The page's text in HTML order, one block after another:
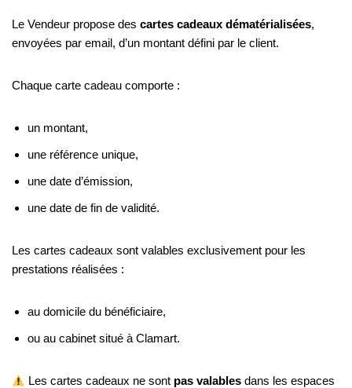
Le Vendeur propose des cartes cadeaux dématérialisées,
envoyées par email, d’un montant défini par le client.
Chaque carte cadeau comporte :
un montant,
une référence unique,
une date d’émission,
une date de fin de validité.
Les cartes cadeaux sont valables exclusivement pour les
prestations réalisées :
au domicile du bénéficiaire,
ou au cabinet situé à Clamart.
Les cartes cadeaux ne sont pas valables dans les espaces